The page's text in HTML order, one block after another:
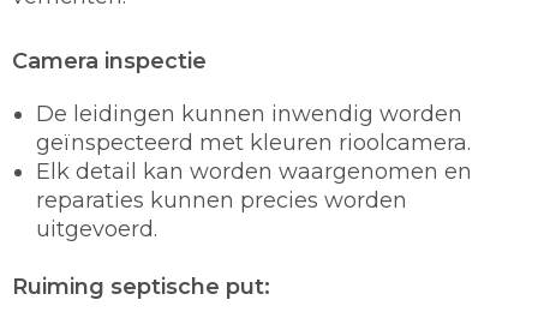
Camera inspectie
De leidingen kunnen inwendig worden
geïnspecteerd met kleuren rioolcamera.
Elk detail kan worden waargenomen en
reparaties kunnen precies worden
uitgevoerd.
Ruiming septische put: